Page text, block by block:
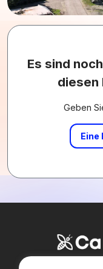
Es sind
diesen
Geben
Eine